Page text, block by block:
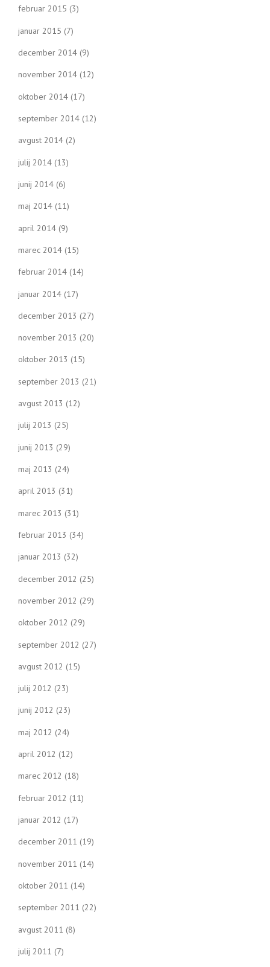
februar 2015 (3)
januar 2015 (7)
december 2014 (9)
november 2014 (12)
oktober 2014 (17)
september 2014 (12)
avgust 2014 (2)
julij 2014 (13)
junij 2014 (6)
maj 2014 (11)
april 2014 (9)
marec 2014 (15)
februar 2014 (14)
januar 2014 (17)
december 2013 (27)
november 2013 (20)
oktober 2013 (15)
september 2013 (21)
avgust 2013 (12)
julij 2013 (25)
junij 2013 (29)
maj 2013 (24)
april 2013 (31)
marec 2013 (31)
februar 2013 (34)
januar 2013 (32)
december 2012 (25)
november 2012 (29)
oktober 2012 (29)
september 2012 (27)
avgust 2012 (15)
julij 2012 (23)
junij 2012 (23)
maj 2012 (24)
april 2012 (12)
marec 2012 (18)
februar 2012 (11)
januar 2012 (17)
december 2011 (19)
november 2011 (14)
oktober 2011 (14)
september 2011 (22)
avgust 2011 (8)
julij 2011 (7)